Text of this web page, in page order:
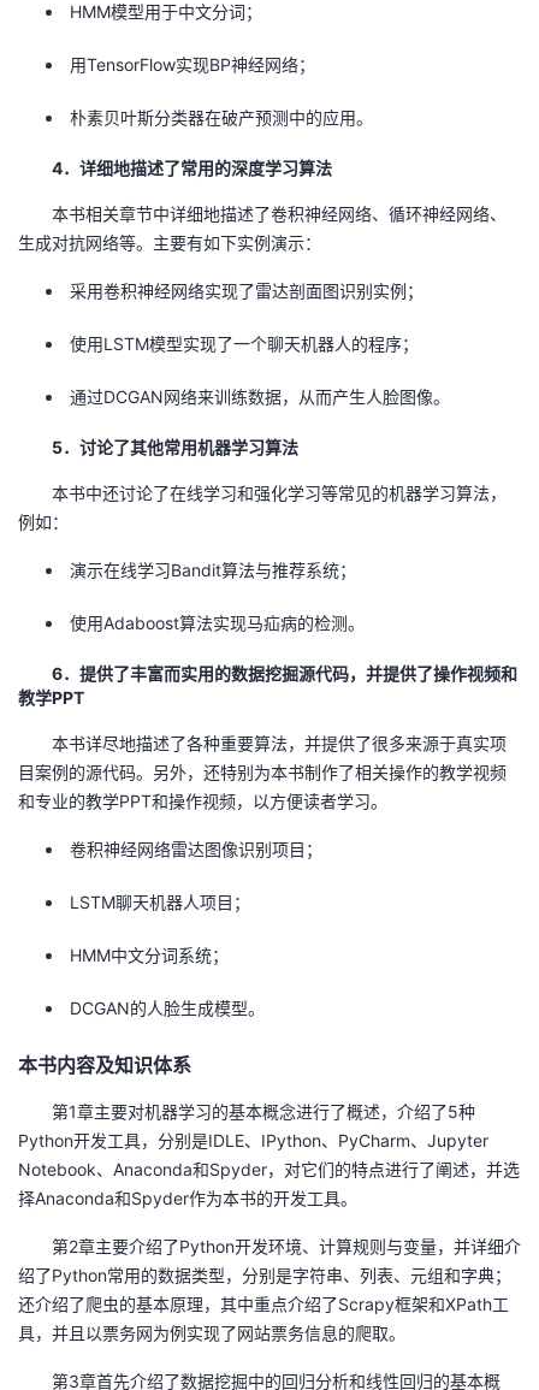
HMM模型用于中文分词；
用TensorFlow实现BP神经网络；
朴素贝叶斯分类器在破产预测中的应用。
4．详细地描述了常用的深度学习算法
本书相关章节中详细地描述了卷积神经网络、循环神经网络、
生成对抗网络等。主要有如下实例演示：
采用卷积神经网络实现了雷达剖面图识别实例；
使用LSTM模型实现了一个聊天机器人的程序；
通过DCGAN网络来训练数据，从而产生人脸图像。
5．讨论了其他常用机器学习算法
本书中还讨论了在线学习和强化学习等常见的机器学习算法，
例如：
演示在线学习Bandit算法与推荐系统；
使用Adaboost算法实现马疝病的检测。
6．提供了丰富而实用的数据挖掘源代码，并提供了操作视频和
教学PPT
本书详尽地描述了各种重要算法，并提供了很多来源于真实项
目案例的源代码。另外，还特别为本书制作了相关操作的教学视频
和专业的教学PPT和操作视频，以方便读者学习。
卷积神经网络雷达图像识别项目；
LSTM聊天机器人项目；
HMM中文分词系统；
DCGAN的人脸生成模型。
本书内容及知识体系
第1章主要对机器学习的基本概念进行了概述，介绍了5种
Python开发工具，分别是IDLE、IPython、PyCharm、Jupyter
Notebook、Anaconda和Spyder，对它们的特点进行了阐述，并选
择Anaconda和Spyder作为本书的开发工具。
第2章主要介绍了Python开发环境、计算规则与变量，并详细介
绍了Python常用的数据类型，分别是字符串、列表、元组和字典；
还介绍了爬虫的基本原理，其中重点介绍了Scrapy框架和XPath工
具，并且以票务网为例实现了网站票务信息的爬取。
第3章首先介绍了数据挖掘中的回归分析和线性回归的基本概